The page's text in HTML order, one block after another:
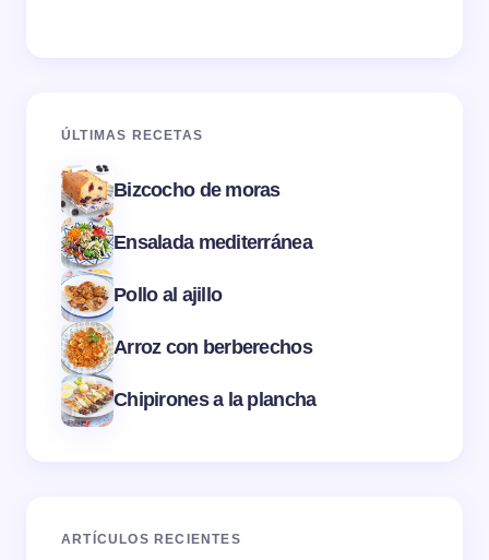
ÚLTIMAS RECETAS
Bizcocho de moras
Ensalada mediterránea
Pollo al ajillo
Arroz con berberechos
Chipirones a la plancha
ARTÍCULOS RECIENTES